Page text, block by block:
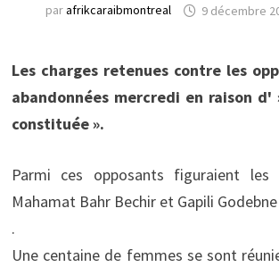
parafrikcaraibmontreal 9 décembre
Les charges retenues contre les
abandonnées mercredi en raison
constituée ».
Parmi ces opposants figuraient
Mahamat Bahr Bechir et Gapili Godebne
.
Une centaine de femmes se sont